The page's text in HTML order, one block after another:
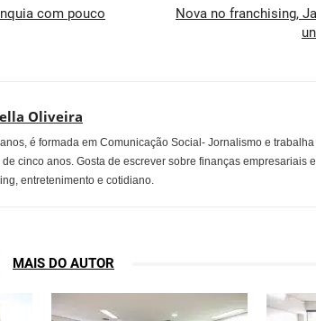
com pouco
Nova no franchising,
Oliveira
é formada em Comunicação Social- Jornalismo e
de cinco anos. Gosta de escrever sobre finanças empresariais
entretenimento e cotidiano.
MAIS DO AUTOR